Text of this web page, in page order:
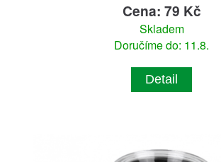
Cena: 79 Kč
Skladem
Doručíme do: 11.8.
Detail